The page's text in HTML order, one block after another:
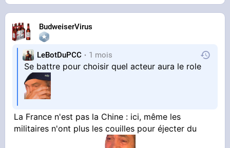
BudweiserVirus
LeBotDuPCC 1 mois
Se battre pour choisir quel acteur aura le role
La France n'est pas la Chine : ici, même les
militaires n'ont plus les couilles pour éjecter du